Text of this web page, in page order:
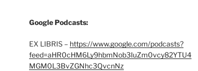
Google Podcasts:
EX LIBRIS – https://www.google.com/podcasts?
feed=aHR0cHM6Ly9hbmNob3IuZm0vcy82YTU4
MGM0L3BvZGNhc3QvcnNz